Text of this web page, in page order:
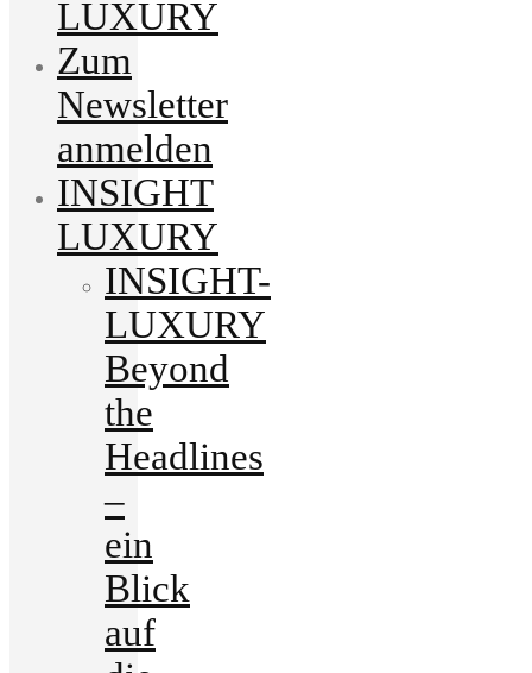
LUXURY
Zum
Newsletter
anmelden
INSIGHT
LUXURY
INSIGHT-
LUXURY
Beyond
the
Headlines
–
ein
Blick
auf